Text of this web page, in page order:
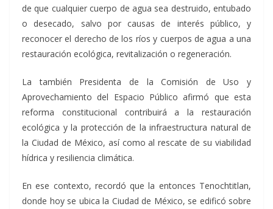
de que cualquier cuerpo de agua sea destruido, entubado
o desecado, salvo por causas de interés público, y
reconocer el derecho de los ríos y cuerpos de agua a una
restauración ecológica, revitalización o regeneración.
La también Presidenta de la Comisión de Uso y
Aprovechamiento del Espacio Público afirmó que esta
reforma constitucional contribuirá a la restauración
ecológica y la protección de la infraestructura natural de
la Ciudad de México, así como al rescate de su viabilidad
hídrica y resiliencia climática.
En ese contexto, recordó que la entonces Tenochtitlan,
donde hoy se ubica la Ciudad de México, se edificó sobre